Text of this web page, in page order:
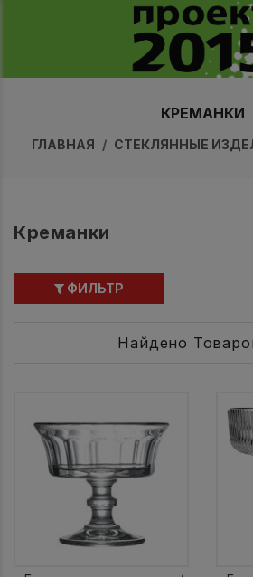
КРЕМАНКИ
ГЛАВНАЯ СТЕКЛЯННЫЕ
Креманки
ФИЛЬТР
Найдено